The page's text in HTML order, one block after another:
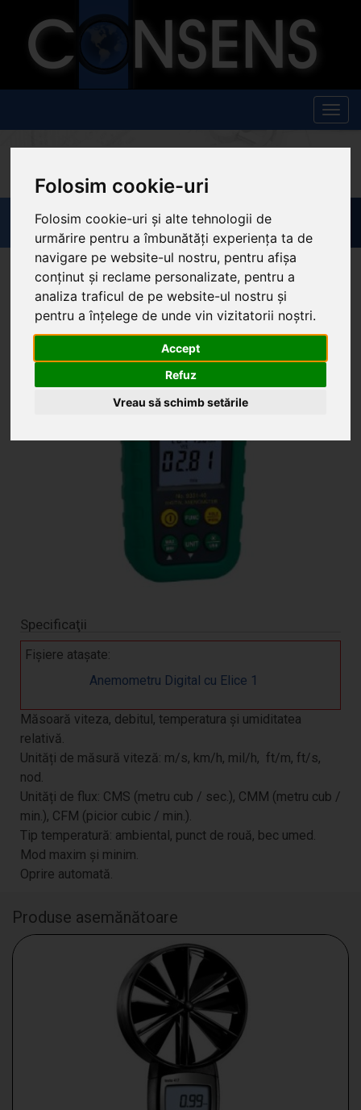
Folosim cookie-uri
Folosim cookie-uri și alte tehnologii de
urmărire pentru a îmbunătăți experiența ta de
navigare pe website-ul nostru, pentru afișa
conținut și reclame personalizate, pentru a
analiza traficul de pe website-ul nostru și
pentru a înțelege de unde vin vizitatorii noștri.
Accept
Refuz
Vreau să schimb setările
condiţionat » Anemometru Digital Cu Elice
Anemometru Digital cu Elice
Specificaţii
Fişiere ataşate:
Anemometru Digital cu Elice 1
Măsoară viteza, debitul, temperatura și umiditatea
relativă.
Unități de măsură viteză: m/s, km/h, mil/h, ft/m, ft/s,
nod.
Unități de flux: CMS (metru cub / sec.), CMM (metru cub /
min.), CFM (picior cubic / min.).
Tip temperatură: ambiental, punct de rouă, bec umed.
Mod maxim și minim.
Oprire automată.
Produse asemănătoare